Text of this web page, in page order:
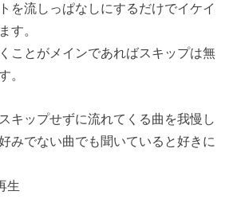
を流しっぱなしにするだけでイケイ
す。
ことがメインであればスキップは無
。
キップせずに流れてくる曲を我慢し
みでない曲でも聞いていると好きに
生